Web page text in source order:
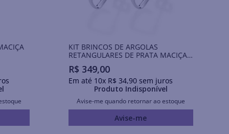
KIT BRINCOS DE ARGOLAS
RETANGULARES DE PRATA MACIÇA
925
R$ 349,00
Em até 10x R$ 34,90sem juros
Produto Indisponível
Avise-me quando retornar ao estoque
Avise-me